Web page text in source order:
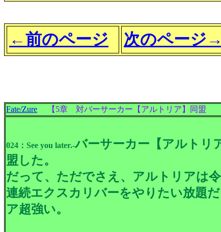
←前のページ 次のページ→
Fate/Zure 【5章 対バーサーカー【アルトリア】同盟
024：See you later.-バーサーカー【アルトリ
盟した。
だって、ただでさえ、アルトリアは
連続エクスカリバーをやりたい放題
ア超強い。